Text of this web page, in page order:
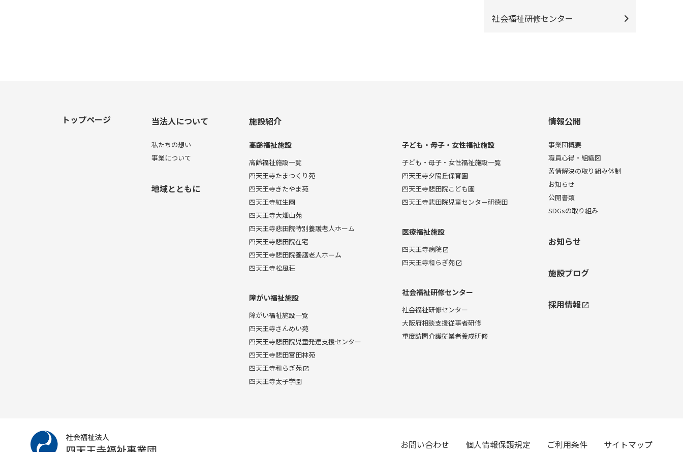
社会福祉研修センター
トップページ 当法人について
私たちの想い
事業について
地域とともに
施設紹介
高齢福祉施設
高齢福祉施設一覧
四天王寺たまつくり苑
四天王寺きたやま苑
四天王寺紅生園
四天王寺大畑山苑
四天王寺悲田院特別養護老人ホーム
四天王寺悲田院在宅
四天王寺悲田院養護老人ホーム
四天王寺松風荘
障がい福祉施設
障がい福祉施設一覧
四天王寺さんめい苑
四天王寺悲田院児童発達支援センター
四天王寺悲田富田林苑
四天王寺和らぎ苑
四天王寺太子学園
子ども・母子・女性福祉施設
子ども・母子・女性福祉施設一覧
四天王寺夕陽丘保育園
四天王寺悲田院こども園
四天王寺悲田院児童センター研徳田
医療福祉施設
四天王寺病院
四天王寺和らぎ苑
社会福祉研修センター
社会福祉研修センター
大阪府相談支援従事者研修
重度訪問介護従業者養成研修
情報公開
事業団概要
職員心得・組織図
苦情解決の取り組み体制
お知らせ
公開書類
SDGsの取り組み
お知らせ
施設ブログ
採用情報
お問い合わせ 個人情報保護規定 ご利用条件 サイトマップ